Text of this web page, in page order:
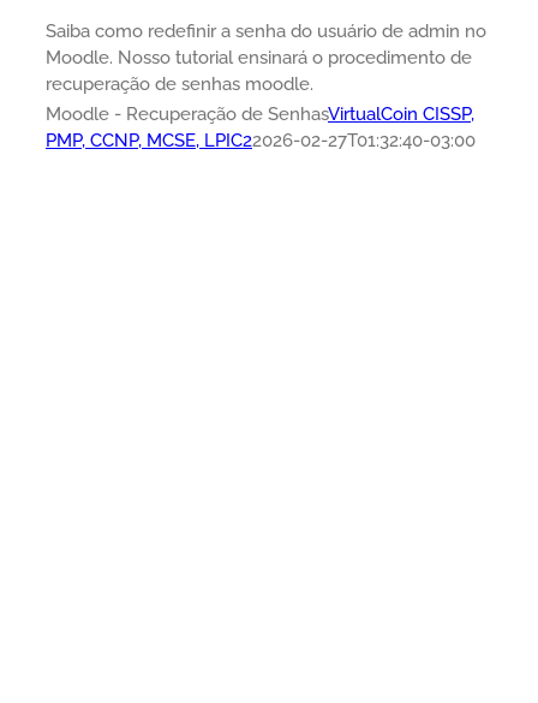
Saiba como redefinir a senha do usuário de admin no
Moodle. Nosso tutorial ensinará o procedimento de
recuperação de senhas moodle.
Moodle - Recuperação de SenhasVirtualCoin CISSP,
PMP, CCNP, MCSE, LPIC22026-02-27T01:32:40-03:00